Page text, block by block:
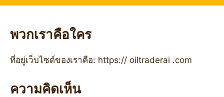
พวกเราคือใคร
ที่อยู่เว็บไซต์ของเราคือ: https:// oiltraderai .com
ความคิดเห็น